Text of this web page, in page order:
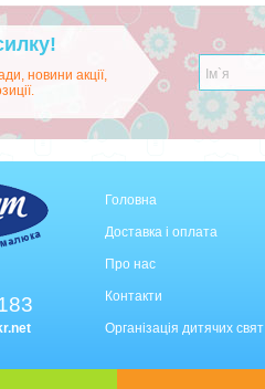
новини акції,
Головна
Доставка і оплата
Про нас
Контакти
Організація дитячих свят